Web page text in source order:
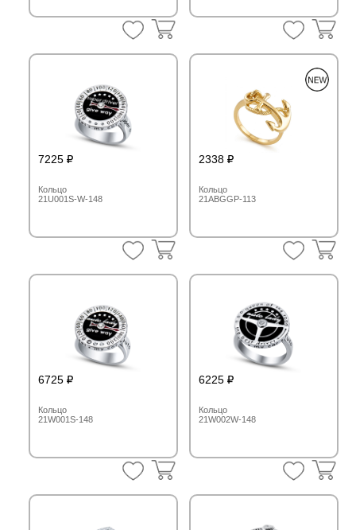
2338
Кольцо
21ABGGP-113
7225
Кольцо
21U001S-W-148
6225
Кольцо
21W002W-148
6725
Кольцо
21W001S-148